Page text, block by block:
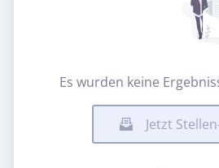
Es wurden keine
Jetzt